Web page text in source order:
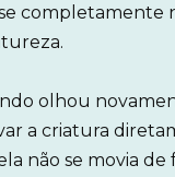
completamente
olhou
a criatura
não se movia de